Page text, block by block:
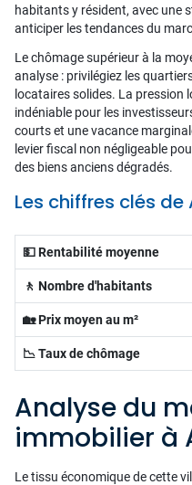
habitants y résident, avec une
anticiper les tendances du
Le chômage supérieur à la
analyse : privilégiez les
locataires solides. La
indéniable pour les
courts et une vacance
levier fiscal non négligeable
des biens anciens dégradés.
Les chiffres clés de
💵 Rentabilité moyenne
🚶 Nombre d'habitants
🏡 Prix moyen au m²
📉 Taux de chômage
Analyse du
immobilier à
Le tissu économique de cette